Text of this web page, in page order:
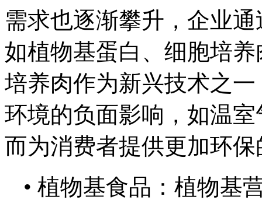
需求也逐渐攀升，企业
如植物基蛋白、细胞培
培养肉作为新兴技术之
环境的负面影响，如温
而为消费者提供更加环
• 植物基食品：植物基